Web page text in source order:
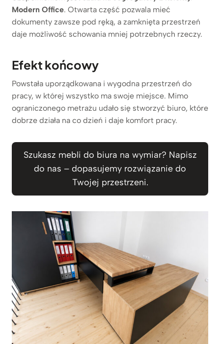
Modern Office. Otwarta część pozwala mieć
dokumenty zawsze pod ręką, a zamknięta przestrzeń
daje możliwość schowania mniej potrzebnych rzeczy.
Efekt końcowy
Powstała uporządkowana i wygodna przestrzeń do
pracy, w której wszystko ma swoje miejsce. Mimo
ograniczonego metrażu udało się stworzyć biuro, które
dobrze działa na co dzień i daje komfort pracy.
Szukasz mebli do biura na wymiar? Napisz
do nas – dopasujemy rozwiązanie do
Twojej przestrzeni.